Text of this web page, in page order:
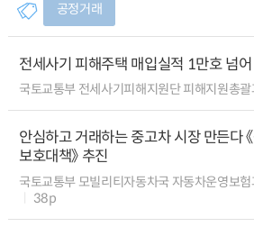
공정거래
전세사기 피해주택 매입실적 1만호 넘어
국토교통부 전세사기피해지원단 피해지원총
안심하고 거래하는 중고차 시장 만든다
보호대책》 추진
국토교통부 모빌리티자동차국 자동차운영보
38p